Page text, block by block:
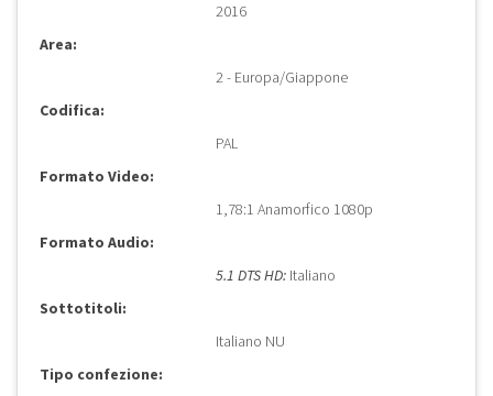
2016
Area:
2 - Europa/Giappone
Codifica:
PAL
Formato Video:
1,78:1 Anamorfico 1080p
Formato Audio:
5.1 DTS HD: Italiano
Sottotitoli:
Italiano NU
Tipo confezione: